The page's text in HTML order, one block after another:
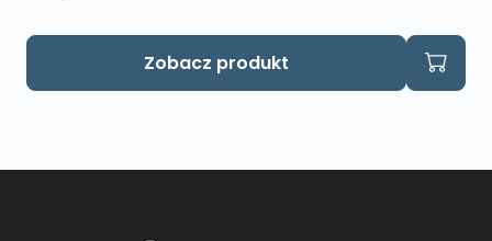
Zobacz produkt